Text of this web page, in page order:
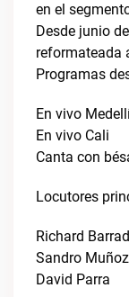
en el
Desde junio
reformateada
Programas
En vivo
En vivo Cali
Canta con
Locutores
Richard
Sandro Muñoz
David Parra